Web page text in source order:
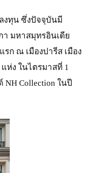
งทุน ซึ่งปัจจุบันมี
า มหาสมุทรอินเดีย
รก ณ เมืองปารีส เมือง
แห่ง ในไตรมาสที่ 1
Collection ในปี